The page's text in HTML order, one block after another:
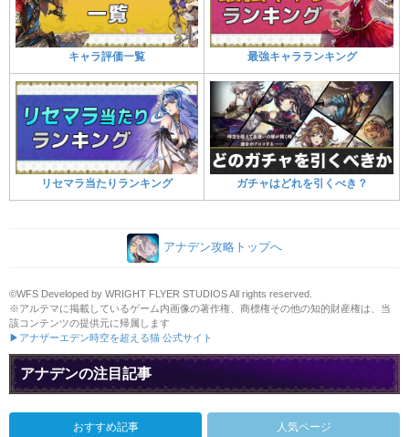
キャラ評価一覧 最強キャラランキング
リセマラ当たりランキング ガチャはどれを引くべき？
アナデン攻略トップへ
©WFS Developed by WRIGHT FLYER STUDIOS All rights reserved.
※アルテマに掲載しているゲーム内画像の著作権、商標権その他の知的財産権は、当
該コンテンツの提供元に帰属します
▶アナザーエデン時空を超える猫 公式サイト
アナデンの注目記事
おすすめ記事 人気ページ